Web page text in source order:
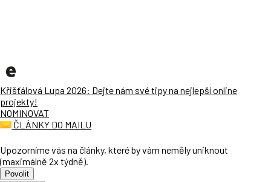
Křišťálová Lupa 2026: Dejte nám své tipy na nejlepší online
projekty!
NOMINOVAT
ČLÁNKY DO MAILU
Upozorníme vás na články, které by vám neměly uniknout
(maximálně 2x týdně).
Povolit